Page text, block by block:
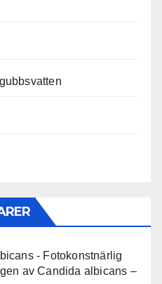
- Fotokonstnärlig
av Candida albicans –